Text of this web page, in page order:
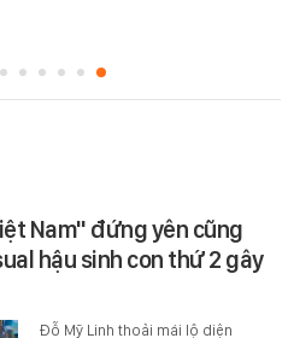
Nam" đứng yên cũng
hậu sinh con thứ 2 gây
Đỗ Mỹ Linh thoải mái lộ diện